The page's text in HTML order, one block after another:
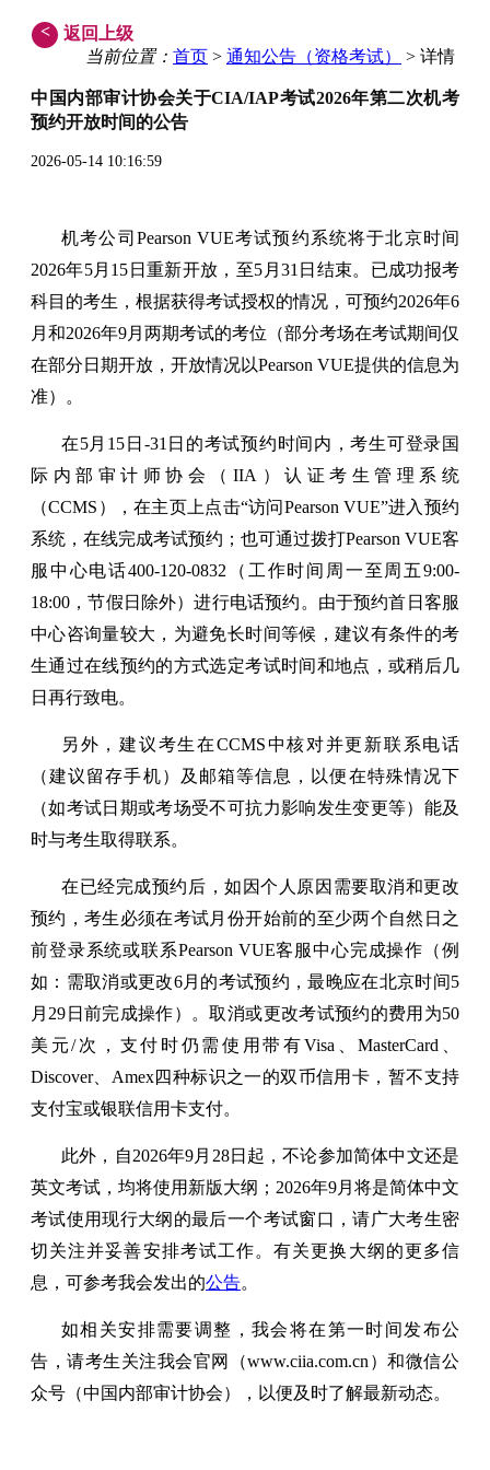
<
返回上级
当前位置： 首页 > 通知公告（资格考试） > 详情
中国内部审计协会关于CIA/IAP考试2026年第二次机考
预约开放时间的公告
2026-05-14 10:16:59
机考公司Pearson VUE考试预约系统将于北京时间
2026年5月15日重新开放，至5月31日结束。已成功报考
科目的考生，根据获得考试授权的情况，可预约2026年6
月和2026年9月两期考试的考位（部分考场在考试期间仅
在部分日期开放，开放情况以Pearson VUE提供的信息为
准）。
在5月15日-31日的考试预约时间内，考生可登录国
际内部审计师协会（IIA）认证考生管理系统
（CCMS），在主页上点击“访问Pearson VUE”进入预约
系统，在线完成考试预约；也可通过拨打Pearson VUE客
服中心电话400-120-0832（工作时间周一至周五9:00-
18:00，节假日除外）进行电话预约。由于预约首日客服
中心咨询量较大，为避免长时间等候，建议有条件的考
生通过在线预约的方式选定考试时间和地点，或稍后几
日再行致电。
另外，建议考生在CCMS中核对并更新联系电话
（建议留存手机）及邮箱等信息，以便在特殊情况下
（如考试日期或考场受不可抗力影响发生变更等）能及
时与考生取得联系。
在已经完成预约后，如因个人原因需要取消和更改
预约，考生必须在考试月份开始前的至少两个自然日之
前登录系统或联系Pearson VUE客服中心完成操作（例
如：需取消或更改6月的考试预约，最晚应在北京时间5
月29日前完成操作）。取消或更改考试预约的费用为50
美元/次，支付时仍需使用带有Visa、MasterCard、
Discover、Amex四种标识之一的双币信用卡，暂不支持
支付宝或银联信用卡支付。
此外，自2026年9月28日起，不论参加简体中文还是
英文考试，均将使用新版大纲；2026年9月将是简体中文
考试使用现行大纲的最后一个考试窗口，请广大考生密
切关注并妥善安排考试工作。有关更换大纲的更多信
息，可参考我会发出的公告。
如相关安排需要调整，我会将在第一时间发布公
告，请考生关注我会官网（www.ciia.com.cn）和微信公
众号（中国内部审计协会），以便及时了解最新动态。